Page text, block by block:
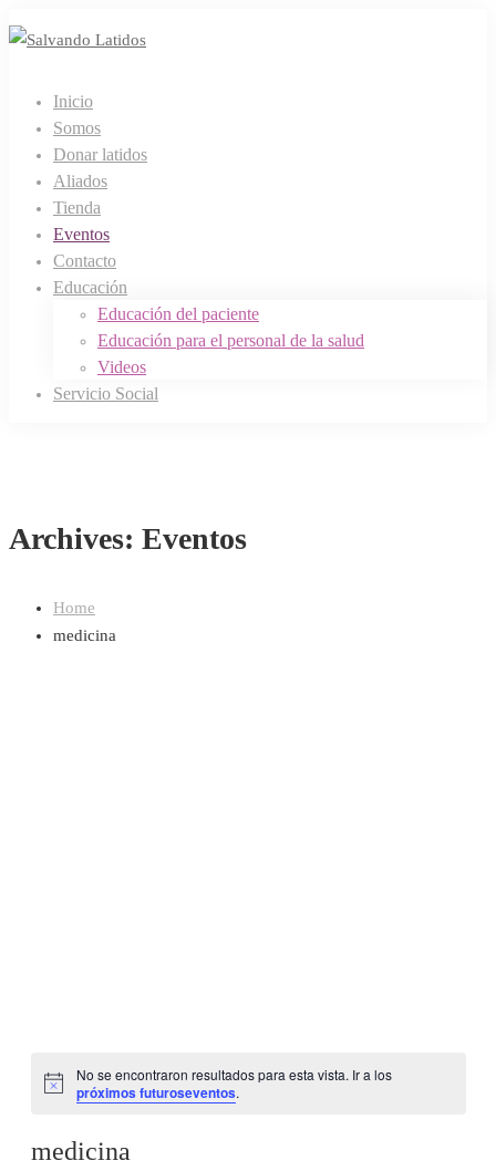
Inicio
Somos
Donar latidos
Aliados
Tienda
Eventos
Contacto
Educación
Educación del paciente
Educación para el personal de la salud
Videos
Servicio Social
Archives: Eventos
Home
medicina
Notice
No se encontraron resultados para esta vista. Ir a los
próximos futuroseventos.
medicina